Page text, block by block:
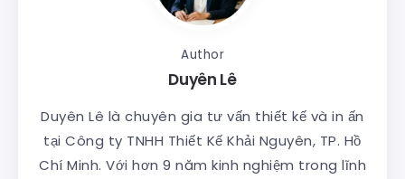
Author
Duyên Lê
Duyên Lê là chuyên gia tư vấn thiết kế và in ấn
tại Công ty TNHH Thiết Kế Khải Nguyên, TP. Hồ
Chí Minh. Với hơn 9 năm kinh nghiệm trong lĩnh